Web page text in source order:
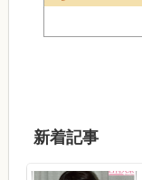
新着記事